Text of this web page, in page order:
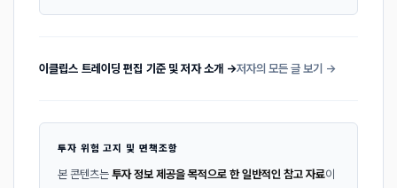
이클립스 트레이딩 편집 기준 및 저자 소개 →저자의 모든 글 보기 →
투자 위험 고지 및 면책조항
본 콘텐츠는 투자 정보 제공을 목적으로 한 일반적인 참고 자료이